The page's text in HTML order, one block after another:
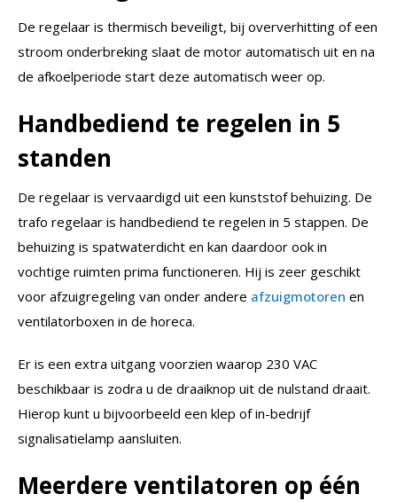
De regelaar is thermisch beveiligt, bij oververhitting of een
stroom onderbreking slaat de motor automatisch uit en na
de afkoelperiode start deze automatisch weer op.
Handbediend te regelen in 5
standen
De regelaar is vervaardigd uit een kunststof behuizing. De
trafo regelaar is handbediend te regelen in 5 stappen. De
behuizing is spatwaterdicht en kan daardoor ook in
vochtige ruimten prima functioneren. Hij is zeer geschikt
voor afzuigregeling van onder andere afzuigmotoren en
ventilatorboxen in de horeca.
Er is een extra uitgang voorzien waarop 230 VAC
beschikbaar is zodra u de draaiknop uit de nulstand draait.
Hierop kunt u bijvoorbeeld een klep of in-bedrijf
signalisatielamp aansluiten.
Meerdere ventilatoren op één